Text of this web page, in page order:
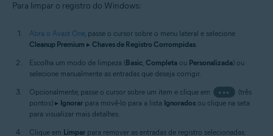
Para limpar o registro do Windows:
Abra o Avast One, passe o cursor sobre o menu lateral e selecione
Cleanup Premium ▸ Chaves de Registro Corrompidas.
Escolha um modo de limpeza (Basic, Completa ou Personalizada) ou
selecione manualmente as entradas que deseja corrigir.
Opcionalmente, passe o cursor sobre um item e clique em
•••
(três
pontos) ▸ Ignorar para movê-lo para a lista Ignorados ou clique na seta
para visualizar mais detalhes.
Clique em Limpar para remover as entradas de registro selecionadas.